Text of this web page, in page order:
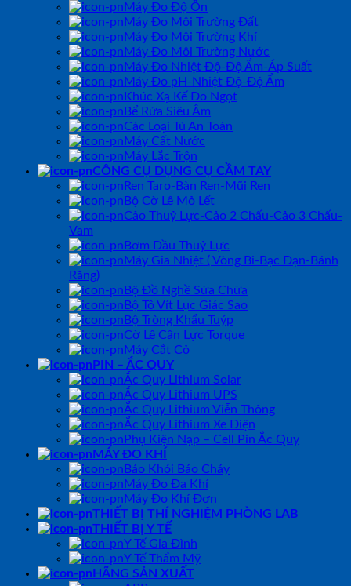
Máy Đo Độ Ồn
Máy Đo Môi Trường Đất
Máy Đo Môi Trường Khí
Máy Đo Môi Trường Nước
Máy Đo Nhiệt Độ-Độ Ẩm-Áp Suất
Máy Đo pH-Nhiệt Độ-Độ Ẩm
Khúc Xạ Kế Đo Ngọt
Bể Rửa Siêu Âm
Các Loại Tủ An Toàn
Máy Cất Nước
Máy Lắc Trộn
CÔNG CỤ DỤNG CỤ CẦM TAY
Ren Taro-Bàn Ren-Mũi Ren
Bộ Cờ Lê Mỏ Lết
Cảo Thuỷ Lực-Cảo 2 Chấu-Cảo 3 Chấu-
Vam
Bơm Dầu Thuỷ Lực
Máy Gia Nhiệt ( Vòng Bi-Bạc Đạn-Bánh
Răng)
Bộ Đồ Nghề Sửa Chữa
Bộ Tô Vít Lục Giác Sao
Bộ Tròng Khẩu Tuýp
Cờ Lê Cân Lực Torque
Máy Cắt Cỏ
PIN – ẮC QUY
Ắc Quy Lithium Solar
Ắc Quy Lithium UPS
Ắc Quy Lithium Viễn Thông
Ắc Quy Lithium Xe Điện
Phụ Kiện Nạp – Cell Pin Ắc Quy
MÁY ĐO KHÍ
Báo Khói Báo Cháy
Máy Đo Đa Khí
Máy Đo Khí Đơn
THIẾT BỊ THÍ NGHIỆM PHÒNG LAB
THIẾT BỊ Y TẾ
Y Tế Gia Đình
Y Tế Thẩm Mỹ
HÃNG SẢN XUẤT